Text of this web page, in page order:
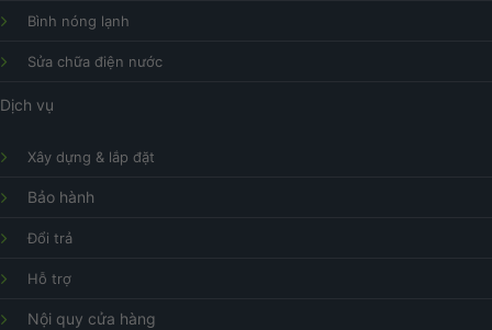
Bình nóng lạnh
Sửa chữa điện nước
Dịch vụ
Xây dựng & lắp đặt
Bảo hành
Đổi trả
Hỗ trợ
Nội quy cửa hàng